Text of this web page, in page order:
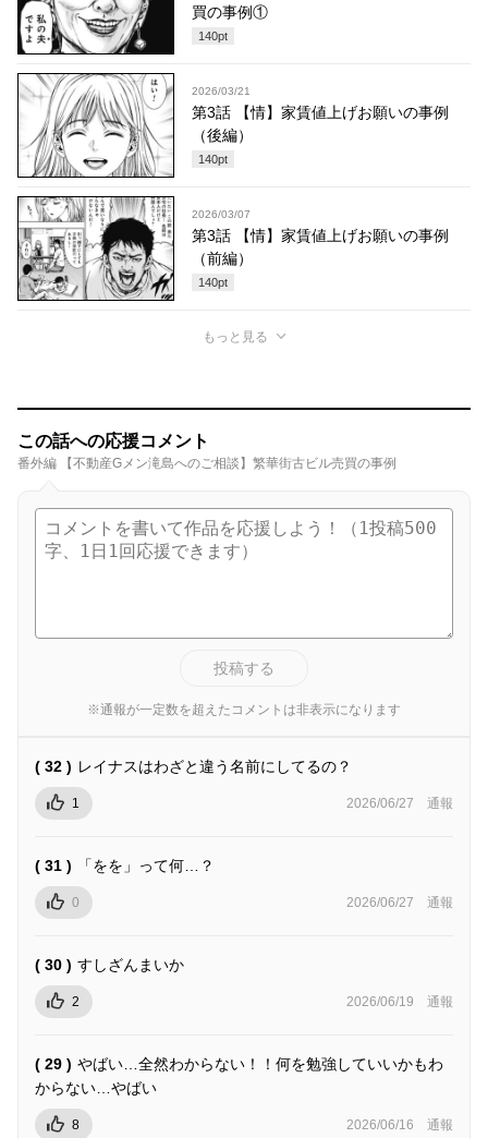
買の事例①
140pt
2026/03/21
第3話 【情】家賃値上げお願いの事例
（後編）
140pt
2026/03/07
第3話 【情】家賃値上げお願いの事例
（前編）
140pt
もっと見る
この話への応援コメント
番外編 【不動産Gメン滝島へのご相談】繁華街古ビル売買の事例
投稿する
※通報が一定数を超えたコメントは非表示になります
( 32 ) レイナスはわざと違う名前にしてるの？
1 2026/06/27 通報
( 31 ) 「をを」って何…？
0 2026/06/27 通報
( 30 ) すしざんまいか
2 2026/06/19 通報
( 29 ) やばい…全然わからない！！何を勉強していいかもわ
からない…やばい
8 2026/06/16 通報